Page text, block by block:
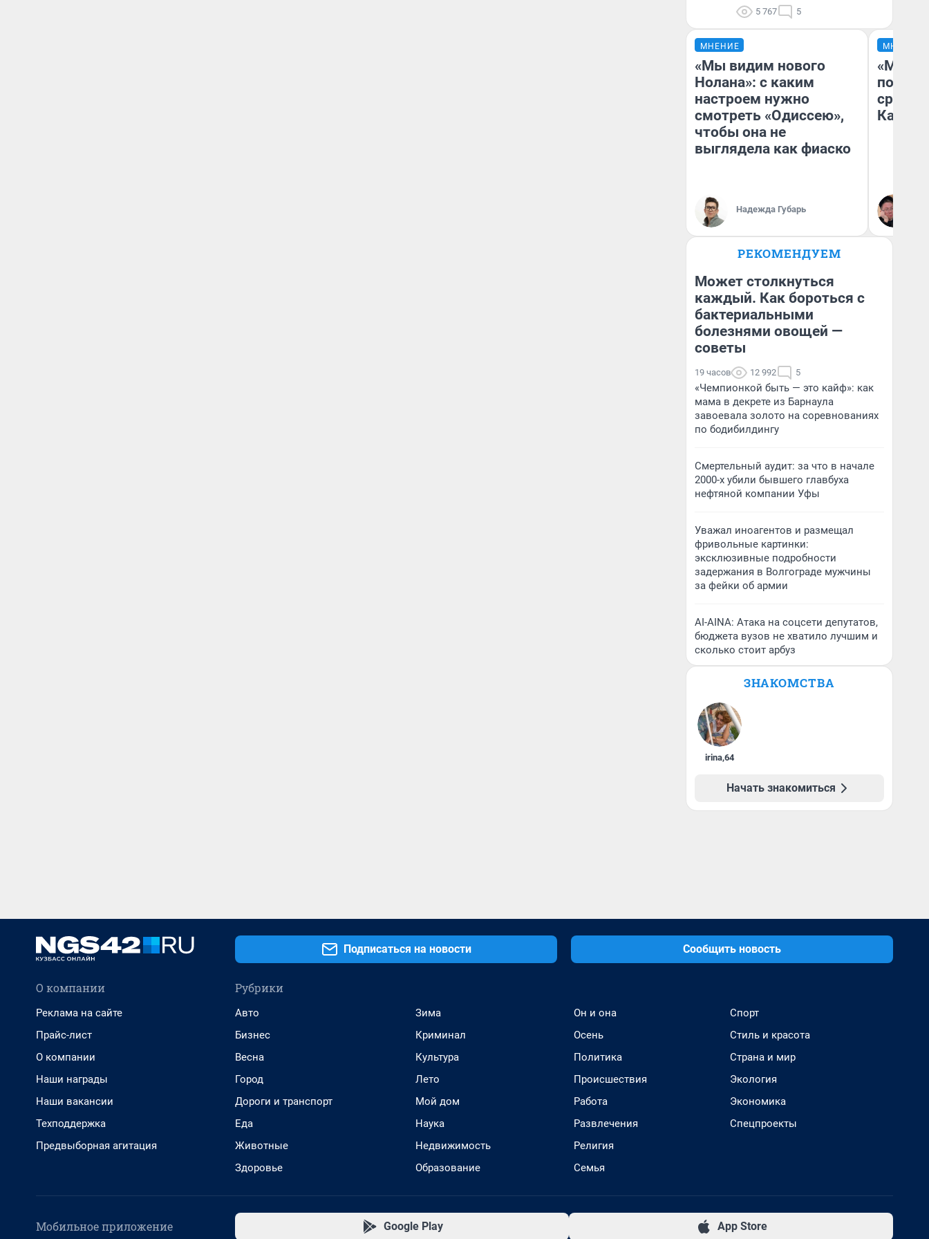
5 767 5
МНЕНИЕ
«Мы видим нового
Нолана»: с каким
настроем нужно
смотреть «Одиссею»,
чтобы она не
выглядела как фиаско
Надежда Губарь
МНЕНИЕ
РЕКОМЕНДУЕМ
Может столкнуться
каждый. Как бороться с
бактериальными
болезнями овощей —
советы
19 часов 12 992 5
«Чемпионкой быть — это кайф»: как
мама в декрете из Барнаула
завоевала золото на соревнованиях
по бодибилдингу
Смертельный аудит: за что в начале
2000-х убили бывшего главбуха
нефтяной компании Уфы
Уважал иноагентов и размещал
фривольные картинки:
эксклюзивные подробности
задержания в Волгограде мужчины
за фейки об армии
AI-AINA: Атака на соцсети депутатов,
бюджета вузов не хватило лучшим и
сколько стоит арбуз
ЗНАКОМСТВА
irina,64
Начать знакомиться
Подписаться на новости Сообщить новость
О компании
Реклама на сайте
Прайс-лист
О компании
Наши награды
Наши вакансии
Техподдержка
Предвыборная агитация
Рубрики
Авто
Бизнес
Весна
Город
Дороги и транспорт
Еда
Животные
Здоровье
Зима
Криминал
Культура
Лето
Мой дом
Наука
Недвижимость
Образование
Он и она
Осень
Политика
Происшествия
Работа
Развлечения
Религия
Семья
Спорт
Стиль и красота
Страна и мир
Экология
Экономика
Спецпроекты
Мобильное приложение Google Play App Store